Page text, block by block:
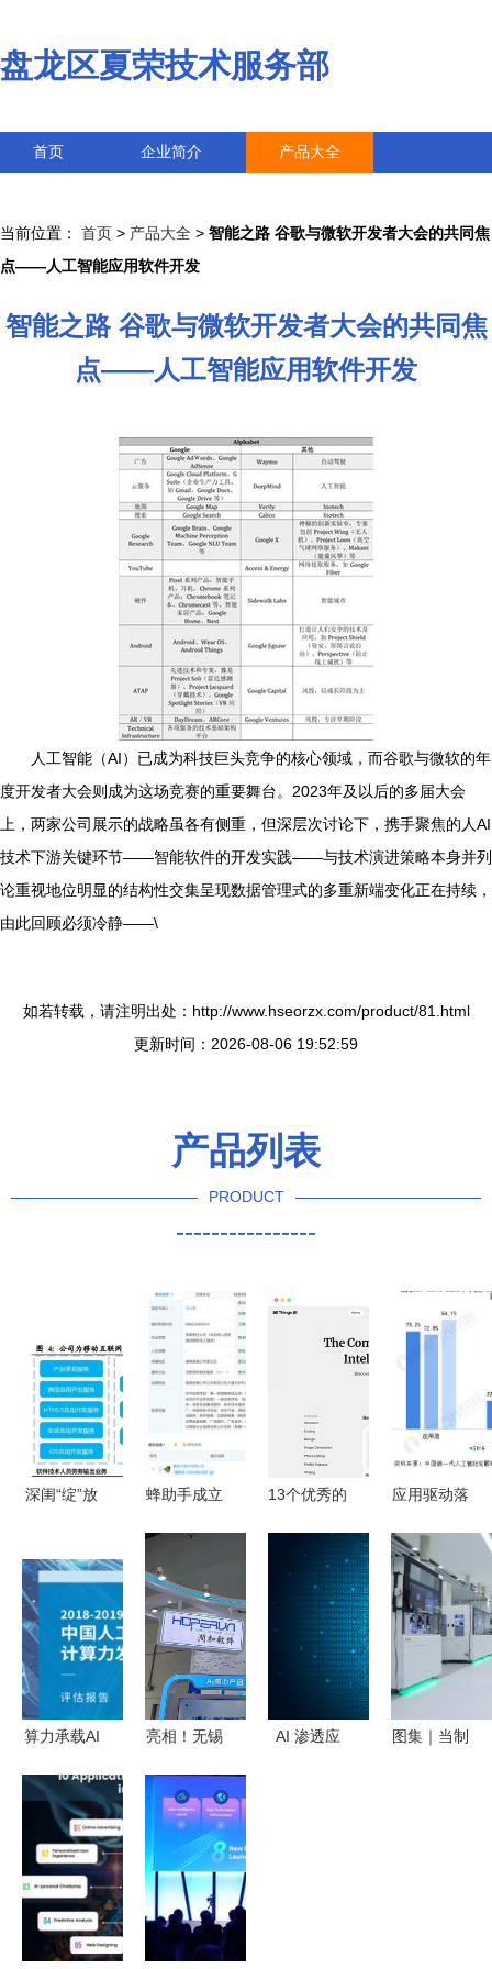
盘龙区夏荣技术服务部
首页 企业简介 产品大全
当前位置： 首页 > 产品大全 > 智能之路 谷歌与微软开发者大会的共同焦
点——人工智能应用软件开发
智能之路 谷歌与微软开发者大会的共同焦
点——人工智能应用软件开发
人工智能（AI）已成为科技巨头竞争的核心领域，而谷歌与微软的年
度开发者大会则成为这场竞赛的重要舞台。2023年及以后的多届大会
上，两家公司展示的战略虽各有侧重，但深层次讨论下，携手聚焦的人AI
技术下游关键环节——智能软件的开发实践——与技术演进策略本身并列
论重视地位明显的结构性交集呈现数据管理式的多重新端变化正在持续，
由此回顾必须冷静——\
如若转载，请注明出处：http://www.hseorzx.com/product/81.html
更新时间：2026-08-06 19:52:59
产品列表
PRODUCT
----------------
深闺“绽”放
工智能与科
技融合之道
蜂助手成立
码AI业务推
动智能化布
局
13个优秀的
工具软件与
导航网站推
荐，助力应
用开发
应用驱动落
中国人工智
能行业市场
发展现状分
算力承载AI
IDC与浪潮
联合发布中
国人工智能
计算力发展
评估报告，
亮相！无锡
闪耀2025
世界人工智
能大会，人
工智能应用
软件开发彰
AI 渗透应
图集｜当制